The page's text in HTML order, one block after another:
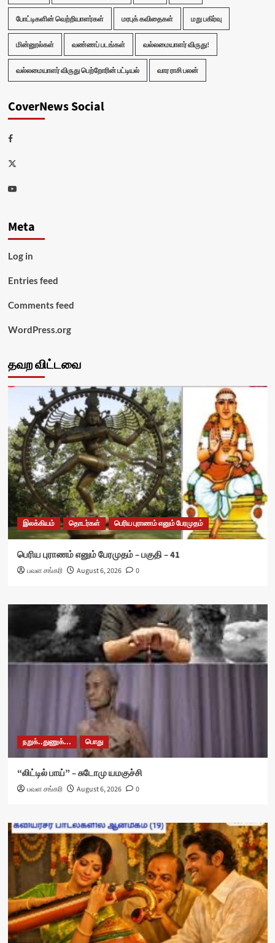
போட்டிகளின் வெற்றியாளர்கள் மரபுக் கவிதைகள் மறு பகிர்வு
மின்னூல்கள் வண்ணப் படங்கள் வல்லமையாளர் விருது!
வல்லமையாளர் விருது பெற்றோரின் பட்டியல் வார ராசி பலன்
CoverNews Social
Facebook
Twitter
Youtube
Meta
Log in
Entries feed
Comments feed
WordPress.org
தவற விட்டவை
இலக்கியம் தொடர்கள் பெரிய புராணம் எனும் பேரமுதம்
பெரிய புராணம் எனும் பேரமுதம் – பகுதி – 41
பவள சங்கரி August 6, 2026 0
நறுக்..துணுக்... பொது
“லிட்டில் பாய்” – சுடோமு யமகுச்சி
பவள சங்கரி August 6, 2026 0